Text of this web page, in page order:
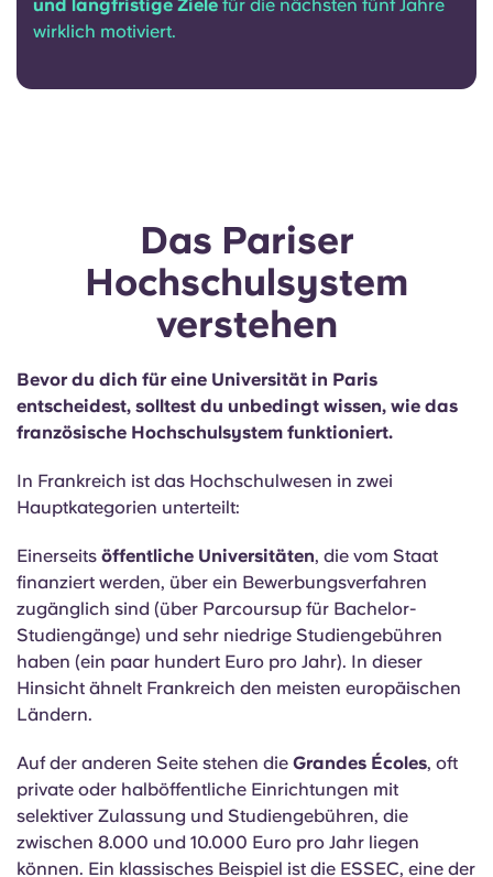
Die richtige Wahl hängt in erster Linie von deinem
Das Pariser
Hochschulsystem
verstehen
Bevor du dich für eine Universität in Paris
entscheidest, solltest du unbedingt wissen, wie das
In Frankreich ist das Hochschulwesen in zwei
Hauptkategorien unterteilt:
Einerseitsöffentliche Universitäten, die vom Staat
finanziert werden, über ein Bewerbungsverfahren
zugänglich sind (über Parcoursup für Bachelor-
haben (ein paar hundert Euro pro Jahr). In dieser
Hinsicht ähnelt Frankreich den meisten europäischen
Ländern.
Auf der anderen Seite stehen dieGrandes Écoles, oft